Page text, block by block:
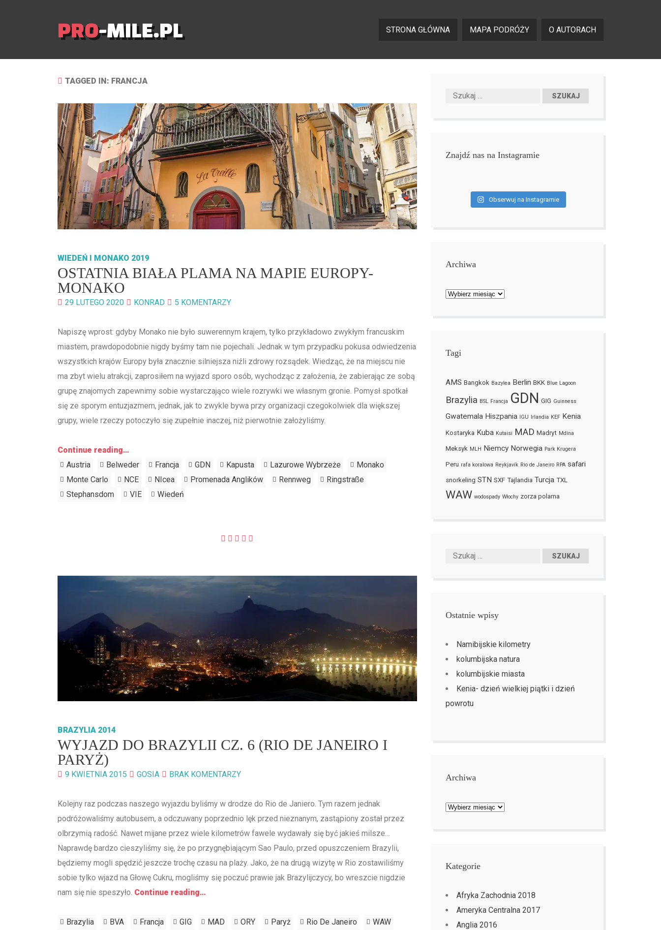
PRO-MILE.PL STRONA GŁÓWNA MAPA PODRÓŻY O AUTORACH
TAGGED IN: FRANCJA
WIEDEŃ I MONAKO 2019
OSTATNIA BIAŁA PLAMA NA MAPIE EUROPY-
MONAKO
29 LUTEGO 2020 KONRAD 5 KOMENTARZY
Napiszę wprost: gdyby Monako nie było suwerennym krajem, tylko przykładowo zwykłym francuskim
miastem, prawdopodobnie nigdy byśmy tam nie pojechali. Jednak w tym przypadku pokusa odwiedzenia
wszystkich krajów Europy była znacznie silniejsza niźli zdrowy rozsądek. Wiedząc, że na miejscu nie
ma zbyt wielu atrakcji, zaprosiłem na wyjazd sporo osób, wychodząc z założenia, że zabierając ze sobą
grupę znajomych zapewnimy sobie wystarczająco wiele rozrywki we własnym gronie. Pomysł spotkał
się ze sporym entuzjazmem, jednak, jak to zwykle bywa przy organizacji czegokolwiek dla większej
grupy, wiele rzeczy potoczyło się zupełnie inaczej, niż pierwotnie założyliśmy.
Continue reading…
Austria
Belweder Francja GDN Kapusta Lazurowe Wybrzeże
Monako
Monte Carlo
NCE NIcea Promenada Anglików Rennweg
Ringstraße
Stephansdom
VIE Wiedeń
BRAZYLIA 2014
WYJAZD DO BRAZYLII CZ. 6 (RIO DE JANEIRO I
PARYŻ)
9 KWIETNIA 2015 GOSIA BRAK KOMENTARZY
Kolejny raz podczas naszego wyjazdu byliśmy w drodze do Rio de Janiero. Tym razem jednak
podróżowaliśmy autobusem, a odczuwany poprzednio lęk przed nieznanym, zastąpiony został przez
olbrzymią radość. Nawet mijane przez wiele kilometrów fawele wydawały się być jakieś milsze…
Naprawdę bardzo cieszyliśmy się, że po przygnębiającym Sao Paulo, przed opuszczeniem Brazylii,
będziemy mogli spędzić jeszcze trochę czasu na plaży. Jako, że na drugą wizytę w Rio zostawiliśmy
sobie tylko wjazd na Głowę Cukru, mogliśmy się poczuć prawie jak Brazylijczycy, bo wreszcie nigdzie
nam się nie speszyło. Continue reading…
Brazylia BVA Francja GIG MAD ORY Paryż Rio De Janeiro WAW
Znajdź nas na Instagramie
Obserwuj na Instagramie
Archiwa
Archiwa
Tagi
AMS Bangkok Bazylea Berlin BKK Blue Lagoon
Brazylia BSL Francja GDN GIG Guinness
Gwatemala Hiszpania IGU Irlandia KEF Kenia
Kostaryka Kuba Kutaisi MAD Madryt Mdina
Meksyk MLH Niemcy Norwegia Park Krugera
Peru rafa koralowa Reykjavík Rio de Janeiro RPA safari
snorkeling STN SXF Tajlandia Turcja TXL
WAW wodospady Włochy zorza polarna
Ostatnie wpisy
Namibijskie kilometry
kolumbijska natura
kolumbijskie miasta
Kenia- dzień wielkiej piątki i dzień
powrotu
Archiwa
Archiwa
Kategorie
Afryka Zachodnia 2018
Ameryka Centralna 2017
Anglia 2016